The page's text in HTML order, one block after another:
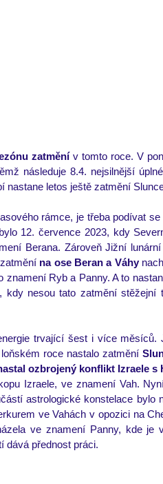
zatmění v tomto roce. V
následuje 8.4. nejsilnější
nastane letos ještě zatmění
rámce, je třeba podívat
12. července 2023, kdy
Berana. Zároveň Jižní
na ose Beran a Váhy
znamení Ryb a Panny. A to
, kdy nesou tato zatmění stěžejní
trvající šest i více
roce nastalo zatmění
ozbrojený konflikt Izraele s
Izraele, ve znamení Vah.
astrologické konstelace
ve Vahách v opozici na
ve znamení Panny, kde je
dává přednost práci.